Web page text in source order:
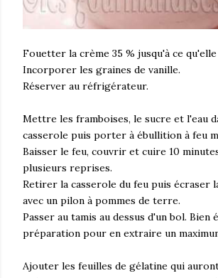
Fouetter la crème 35 % jusqu'à ce
Incorporer les graines de vanille.
Réserver au réfrigérateur.
Mettre les framboises, le sucre et l'eau
casserole puis porter à ébullition à feu
Baisser le feu, couvrir et cuire 10
plusieurs reprises.
Retirer la casserole du feu puis écraser
avec un pilon à pommes de terre.
Passer au tamis au dessus d'un bol. Bien
préparation pour en extraire un
Ajouter les feuilles de gélatine qui